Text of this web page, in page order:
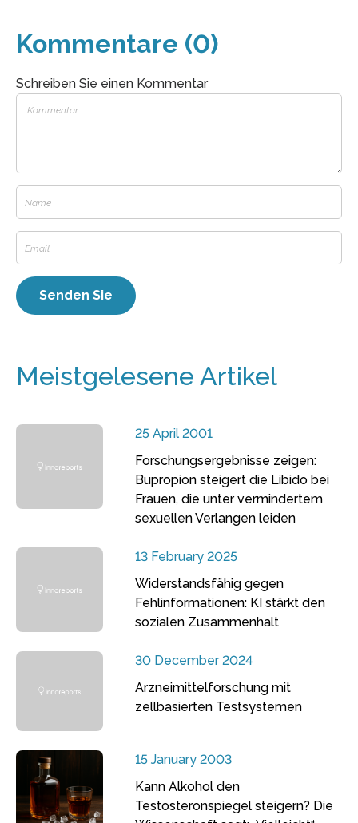
Kommentare (0)
Schreiben Sie einen Kommentar
Meistgelesene Artikel
25 April 2001
Forschungsergebnisse zeigen:
Bupropion steigert die Libido bei
Frauen, die unter vermindertem
sexuellen Verlangen leiden
13 February 2025
Widerstandsfähig gegen
Fehlinformationen: KI stärkt den
sozialen Zusammenhalt
30 December 2024
Arzneimittelforschung mit
zellbasierten Testsystemen
15 January 2003
Kann Alkohol den
Testosteronspiegel steigern? Die